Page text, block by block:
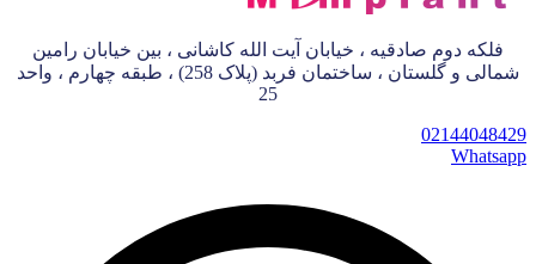
فلکه دوم صادقیه ، خیابان آیت الله کاشانی ، بین خیابان رامین
شمالی و گلستان ، ساختمان فربد (پلاک 258) ، طبقه چهارم ، واحد
25
02144048429
Whatsapp